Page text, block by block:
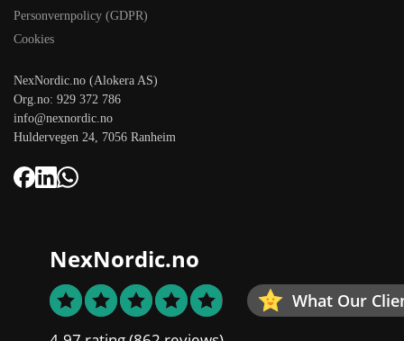
Personvernpolicy (GDPR)
Cookies
NexNordic.no (Alokera AS)
Org.no: 929 372 786
info@nexnordic.no
Huldervegen 24, 7056 Ranheim
NexNordic.no
What Our